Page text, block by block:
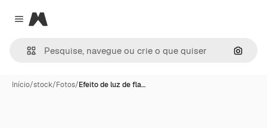
Close menu
Magnific
Início/stock/Fotos/Efeito de luz de fla…